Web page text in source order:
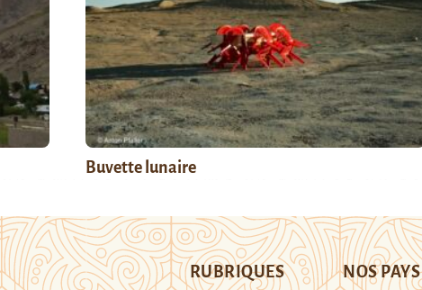
Buvette lunaire
RUBRIQUES NOS PAYS